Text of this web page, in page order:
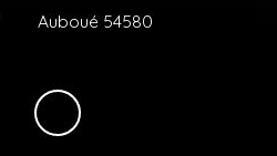
Auboué 54580